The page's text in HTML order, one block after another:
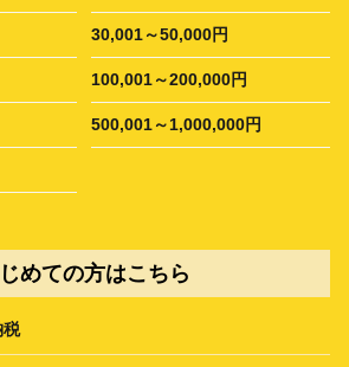
30,001～50,000円
100,001～200,000円
500,001～1,000,000円
めての方はこちら
税